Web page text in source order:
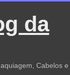
da
Cabelos e